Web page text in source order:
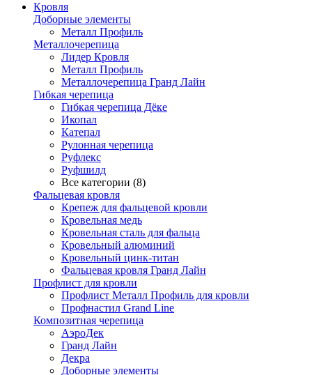
Кровля
Доборные элементы
Металл Профиль
Металлочерепица
Лидер Кровля
Металл Профиль
Металлочерепица Гранд Лайн
Гибкая черепица
Гибкая черепица Дёке
Икопал
Катепал
Рулонная черепица
Руфлекс
Руфшилд
Все категории (8)
Фальцевая кровля
Крепеж для фальцевой кровли
Кровельная медь
Кровельная сталь для фальца
Кровельный алюминий
Кровельный цинк-титан
Фальцевая кровля Гранд Лайн
Профлист для кровли
Профлист Металл Профиль для кровли
Профнастил Grand Line
Композитная черепица
АэроДек
Гранд Лайн
Декра
Доборные элементы